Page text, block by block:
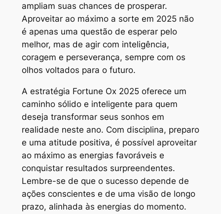
ampliam suas chances de prosperar.
Aproveitar ao máximo a sorte em 2025 não
é apenas uma questão de esperar pelo
melhor, mas de agir com inteligência,
coragem e perseverança, sempre com os
olhos voltados para o futuro.
A estratégia Fortune Ox 2025 oferece um
caminho sólido e inteligente para quem
deseja transformar seus sonhos em
realidade neste ano. Com disciplina, preparo
e uma atitude positiva, é possível aproveitar
ao máximo as energias favoráveis e
conquistar resultados surpreendentes.
Lembre-se de que o sucesso depende de
ações conscientes e de uma visão de longo
prazo, alinhada às energias do momento.